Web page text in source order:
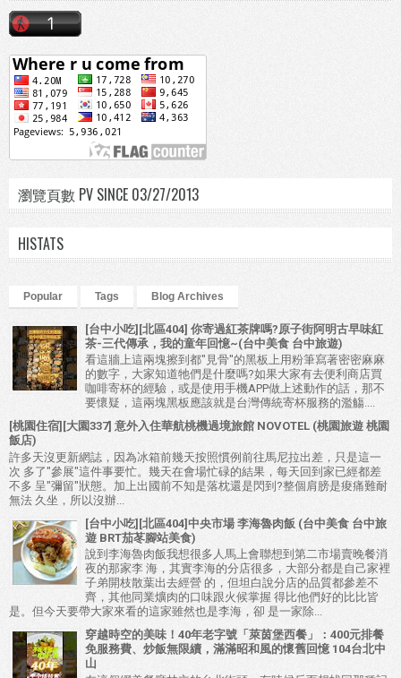
瀏覽頁數 PV SINCE 03/27/2013
HISTATS
Popular Tags Blog Archives
[台中小吃][北區404] 你寄過紅茶牌嗎?原子街阿明古早味紅
茶-三代傳承，我的童年回憶~(台中美食 台中旅遊)
看這牆上這兩塊擦到都"見骨"的黑板上用粉筆寫著密密麻麻
的數字，大家知道牠們是什麼嗎?如果大家有去便利商店買
咖啡寄杯的經驗，或是使用手機APP做上述動作的話，那不
要懷疑，這兩塊黑板應該就是台灣傳統寄杯服務的濫觴....
[桃園住宿][大園337] 意外入住華航桃機過境旅館 NOVOTEL (桃園旅遊 桃園
飯店)
許多天沒更新網誌，因為冰箱前幾天按照慣例前往馬尼拉出差，只是這一
次 多了"參展"這件事要忙。幾天在會場忙碌的結果，每天回到家已經都差
不多 呈"彌留"狀態。加上出國前不知是落枕還是閃到?整個肩膀是痠痛難耐
無法 久坐，所以沒辦...
[台中小吃][北區404]中央市場 李海魯肉飯 (台中美食 台中旅
遊 BRT茄苳腳站美食)
說到李海魯肉飯我想很多人馬上會聯想到第二市場賣晚餐消
夜的那家李 海，其實李海的分店很多，大部分都是自己家裡
子弟開枝散葉出去經營 的，但坦白說分店的品質都參差不
齊，其他同業爌肉的口味跟火候掌握 得比他們好的比比皆
是。但今天要帶大家來看的這家雖然也是李海，卻 是一家除...
穿越時空的美味！40年老字號「萊茵堡西餐」：400元排餐
免服務費、炒飯無限續，滿滿昭和風的懷舊回憶 104台北中
山